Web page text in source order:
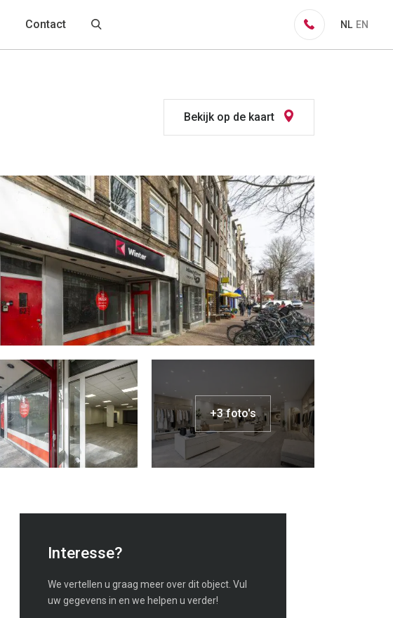
Contact NL EN
Bekijk op de kaart
+3 foto's
Interesse?
We vertellen u graag meer over dit object. Vul
uw gegevens in en we helpen u verder!